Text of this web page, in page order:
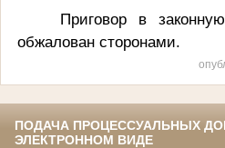
Приговор в
обжалован сторонами.
ПОДАЧА ПРОЦЕССУАЛЬНЫХ
ЭЛЕКТРОННОМ ВИДЕ